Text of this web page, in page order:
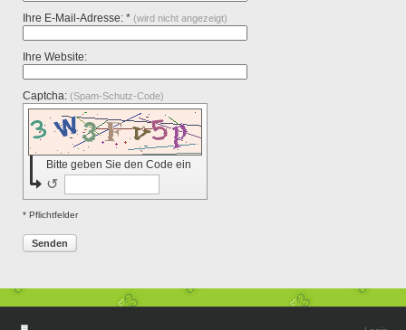
Ihre E-Mail-Adresse: * (wird nicht angezeigt)
Ihre Website:
Captcha: (Spam-Schutz-Code)
Bitte geben Sie den Code ein
↺
* Pflichtfelder
Senden